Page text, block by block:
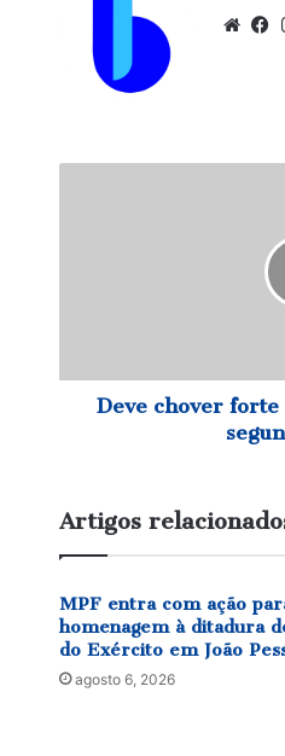
segundo
InmetDeve chover forte
Artigos
MPF entra com ação
homenagem à ditadura
do Exército em João
agosto 6, 2026